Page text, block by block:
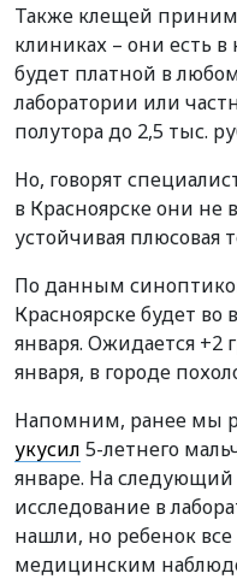
Также клещей
клиниках – они есть в
будет платной в
лаборатории или
полутора до 2,5 тыс.
Но, говорят
в Красноярске они не
устойчивая плюсовая
По данным
Красноярске будет во
января. Ожидается +2
января, в городе
Напомним, ранее мы
укусил 5-летнего
январе. На следующий
исследование в
нашли, но ребенок
медицинским